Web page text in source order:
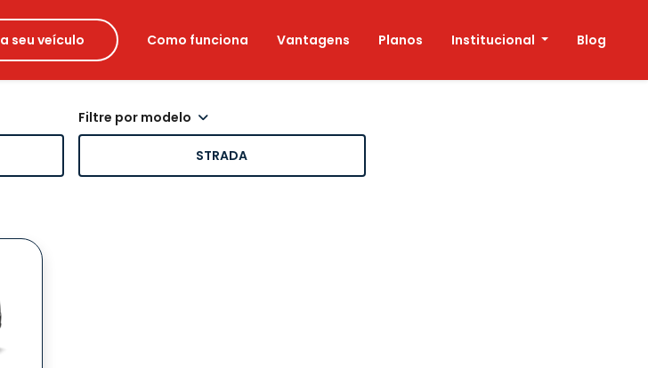
seu veículo Como funciona Vantagens Planos Institucional Blog
filtre por modelo
STRADA